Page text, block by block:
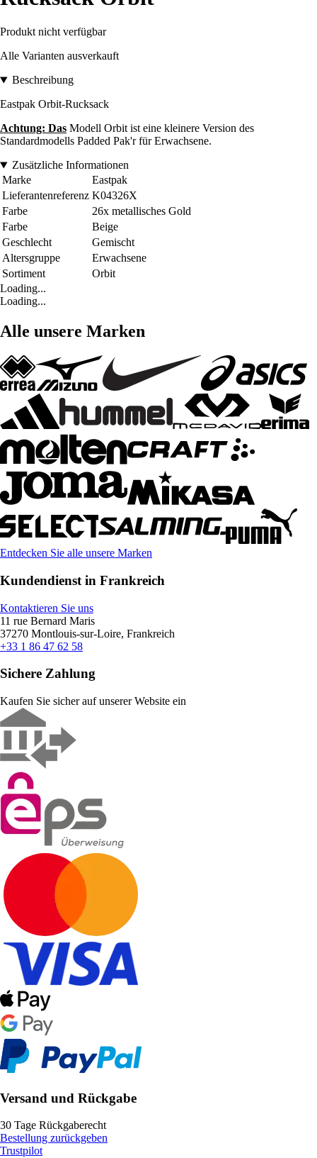
Produkt nicht verfügbar
Alle Varianten ausverkauft
Beschreibung
Eastpak Orbit-Rucksack
Achtung: Das Modell Orbit ist eine kleinere Version des
Standardmodells Padded Pak'r für Erwachsene.
Zusätzliche Informationen
Marke
Eastpak
Lieferantenreferenz K04326X
Farbe
26x metallisches Gold
Farbe
Beige
Geschlecht
Gemischt
Altersgruppe
Erwachsene
Sortiment
Orbit
Loading...
Loading...
Alle unsere Marken
Entdecken Sie alle unsere Marken
Kundendienst in Frankreich
Kontaktieren Sie uns
11 rue Bernard Maris
37270 Montlouis-sur-Loire, Frankreich
+33 1 86 47 62 58
Sichere Zahlung
Kaufen Sie sicher auf unserer Website ein
Versand und Rückgabe
30 Tage Rückgaberecht
Bestellung zurückgeben
Trustpilot